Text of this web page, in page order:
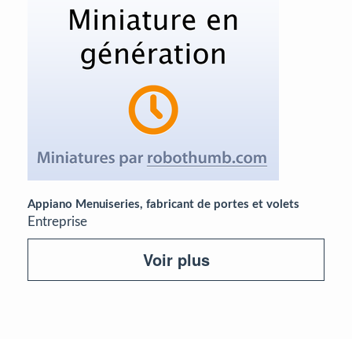
Appiano Menuiseries, fabricant de portes et volets
Entreprise
Voir plus